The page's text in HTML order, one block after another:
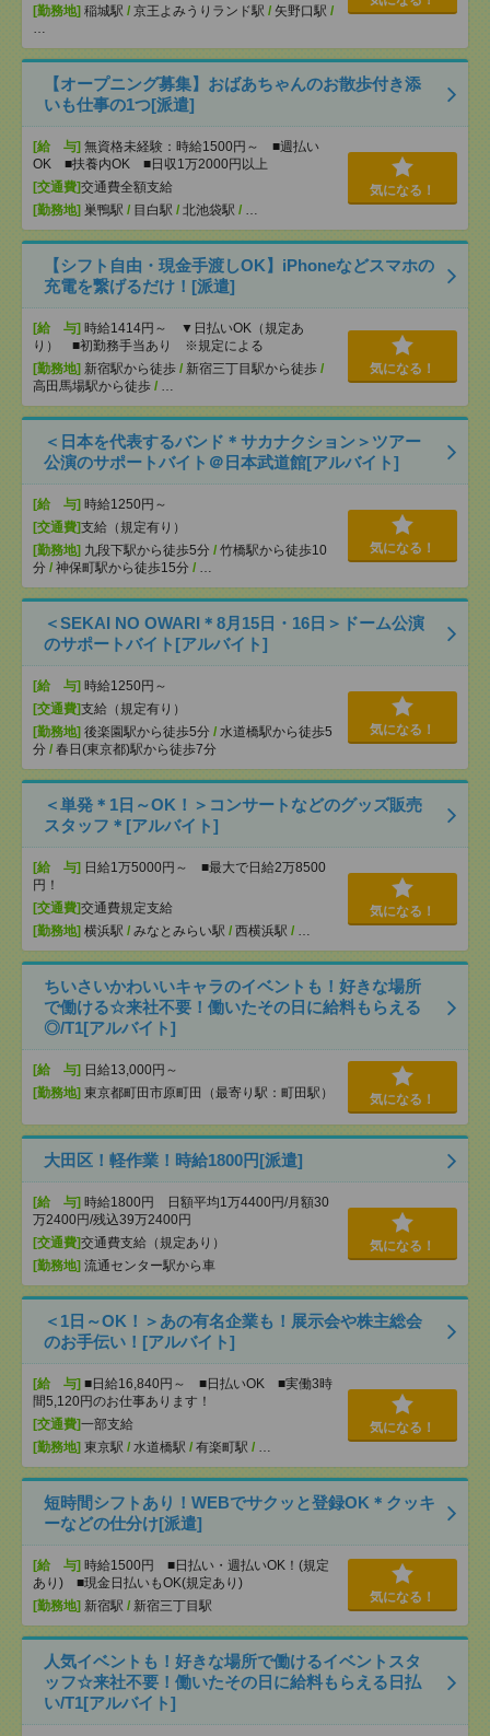
[勤務地] 稲城駅 / 京王よみうりランド駅 / 矢野口駅 /
…
【オープニング募集】おばあちゃんのお散歩付き添
いも仕事の1つ[派遣]
[給 与] 無資格未経験：時給1500円～ ■週払い
OK ■扶養内OK ■日収1万2000円以上
[交通費]交通費全額支給
[勤務地] 巣鴨駅 / 目白駅 / 北池袋駅 / …
気になる！
【シフト自由・現金手渡しOK】iPhoneなどスマホの
充電を繋げるだけ！[派遣]
[給 与] 時給1414円～ ▼日払いOK（規定あ
り） ■初勤務手当あり ※規定による
[勤務地] 新宿駅から徒歩 / 新宿三丁目駅から徒歩 /
高田馬場駅から徒歩 / …
気になる！
＜日本を代表するバンド＊サカナクション＞ツアー
公演のサポートバイト＠日本武道館[アルバイト]
[給 与] 時給1250円～
[交通費]支給（規定有り）
[勤務地] 九段下駅から徒歩5分 / 竹橋駅から徒歩10
分 / 神保町駅から徒歩15分 / …
気になる！
＜SEKAI NO OWARI＊8月15日・16日＞ドーム公演
のサポートバイト[アルバイト]
[給 与] 時給1250円～
[交通費]支給（規定有り）
[勤務地] 後楽園駅から徒歩5分 / 水道橋駅から徒歩5
分 / 春日(東京都)駅から徒歩7分
気になる！
＜単発＊1日～OK！＞コンサートなどのグッズ販売
スタッフ＊[アルバイト]
[給 与] 日給1万5000円～ ■最大で日給2万8500
円！
[交通費]交通費規定支給
[勤務地] 横浜駅 / みなとみらい駅 / 西横浜駅 / …
気になる！
ちいさいかわいいキャラのイベントも！好きな場所
で働ける☆来社不要！働いたその日に給料もらえる
◎/T1[アルバイト]
[給 与] 日給13,000円～
[勤務地] 東京都町田市原町田（最寄り駅：町田駅） 気になる！
大田区！軽作業！時給1800円[派遣]
[給 与] 時給1800円 日額平均1万4400円/月額30
万2400円/残込39万2400円
[交通費]交通費支給（規定あり）
[勤務地] 流通センター駅から車
気になる！
＜1日～OK！＞あの有名企業も！展示会や株主総会
のお手伝い！[アルバイト]
[給 与] ■日給16,840円～ ■日払いOK ■実働3時
間5,120円のお仕事あります！
[交通費]一部支給
[勤務地] 東京駅 / 水道橋駅 / 有楽町駅 / …
気になる！
短時間シフトあり！WEBでサクッと登録OK＊クッキ
ーなどの仕分け[派遣]
[給 与] 時給1500円 ■日払い・週払いOK！(規定
あり) ■現金日払いもOK(規定あり)
[勤務地] 新宿駅 / 新宿三丁目駅
気になる！
人気イベントも！好きな場所で働けるイベントスタ
ッフ☆来社不要！働いたその日に給料もらえる日払
い/T1[アルバイト]